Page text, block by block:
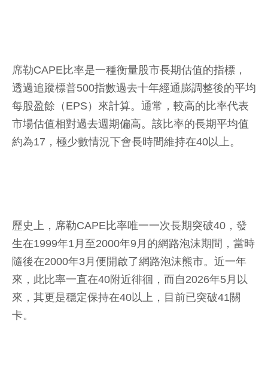
席勒CAPE比率是一種衡量股市長期估值的指標，
透過追蹤標普500指數過去十年經通膨調整後的平均
每股盈餘（EPS）來計算。通常，較高的比率代表
市場估值相對過去週期偏高。該比率的長期平均值
約為17，極少數情況下會長時間維持在40以上。
歷史上，席勒CAPE比率唯一一次長期突破40，發
生在1999年1月至2000年9月的網路泡沫期間，當時
隨後在2000年3月便開啟了網路泡沫熊市。近一年
來，此比率一直在40附近徘徊，而自2026年5月以
來，其更是穩定保持在40以上，目前已突破41關
卡。